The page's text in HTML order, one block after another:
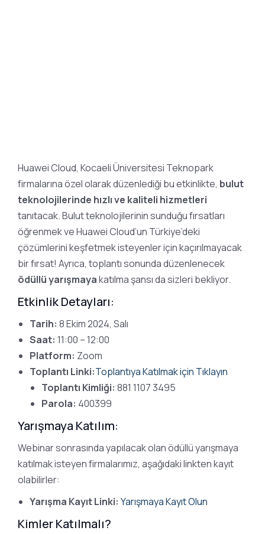
Huawei Cloud, Kocaeli Üniversitesi Teknopark
firmalarına özel olarak düzenlediği bu etkinlikte, bulut
teknolojilerinde hızlı ve kaliteli hizmetleri
tanıtacak. Bulut teknolojilerinin sunduğu fırsatları
öğrenmek ve Huawei Cloud’un Türkiye’deki
çözümlerini keşfetmek isteyenler için kaçırılmayacak
bir fırsat! Ayrıca, toplantı sonunda düzenlenecek
ödüllü yarışmayakatılma şansı da sizleri bekliyor.
Etkinlik Detayları:
Tarih: 8 Ekim 2024, Salı
Saat: 11:00 – 12:00
Platform: Zoom
Toplantı Linki:Toplantıya Katılmak için Tıklayın
Toplantı Kimliği: 881 1107 3495
Parola: 400399
Yarışmaya Katılım:
Webinar sonrasında yapılacak olan ödüllü yarışmaya
katılmak isteyen firmalarımız, aşağıdaki linkten kayıt
olabilirler:
Yarışma Kayıt Linki: Yarışmaya Kayıt Olun
Kimler Katılmalı?